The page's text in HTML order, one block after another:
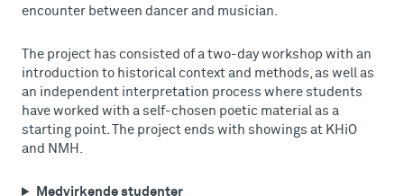
encounter between dancer and musician.
The project has consisted of a two-day workshop with an
introduction to historical context and methods, as well as
an independent interpretation process where students
have worked with a self-chosen poetic material as a
starting point. The project ends with showings at KHiO
and NMH.
Medvirkende studenter